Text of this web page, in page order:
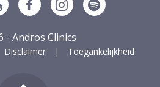
op Linkedin
ons op YouTube
Volg ons op Facebook
Volg ons op
Volg ons
- Andros Clinics
Disclaimer Toegankelijkheid